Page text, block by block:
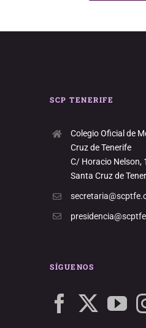
SCP TENERIFE
Colegio Oficial de
Cruz de Tenerife
C/ Horacio Nelson,
Santa Cruz de
SÍGUENOS